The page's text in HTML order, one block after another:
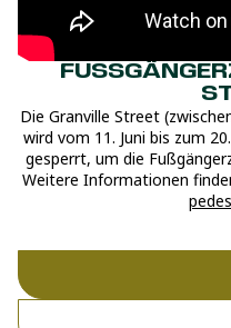
Die Granville Street
wird vom 11. Juni bis zum
gesperrt, um die
Weitere Informationen